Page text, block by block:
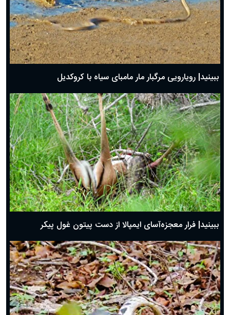
ببینید| رویارویی مرگبار مار مامبای سیاه با کروکدیل
ببینید| فرار معجزه‌آسای ایمپالا از دست پیتون غول پیکر